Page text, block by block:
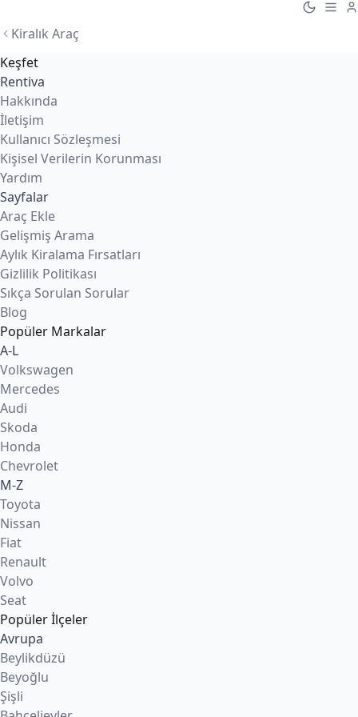
Kiralık Araç
Keşfet
Rentiva
Hakkında
İletişim
Kullanıcı Sözleşmesi
Kişisel Verilerin Korunması
Yardım
Sayfalar
Araç Ekle
Gelişmiş Arama
Aylık Kiralama Fırsatları
Gizlilik Politikası
Sıkça Sorulan Sorular
Blog
Popüler Markalar
A-L
Volkswagen
Mercedes
Audi
Skoda
Honda
Chevrolet
M-Z
Toyota
Nissan
Fiat
Renault
Volvo
Seat
Popüler İlçeler
Avrupa
Beylikdüzü
Beyoğlu
Şişli